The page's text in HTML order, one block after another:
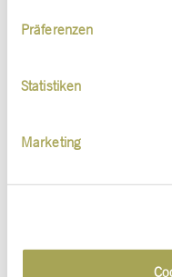
Präferenzen
Statistiken
Marketing
Scholz